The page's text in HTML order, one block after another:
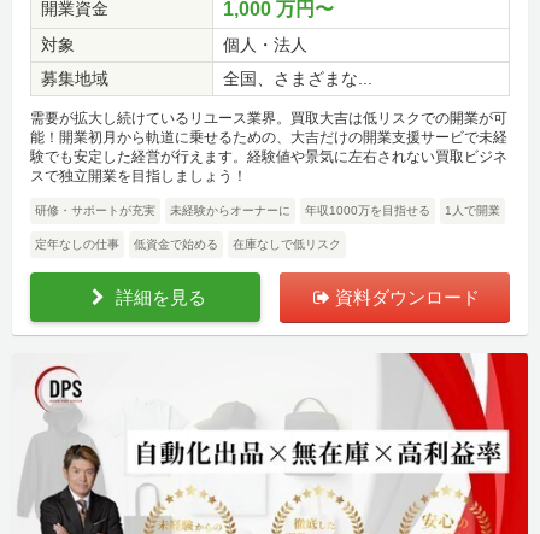
開業資金
1,000 万円〜
対象
個人・法人
募集地域
全国、さまざまな...
需要が拡大し続けているリユース業界。買取大吉は低リスクでの開業が可
能！開業初月から軌道に乗せるための、大吉だけの開業支援サービで未経
験でも安定した経営が行えます。経験値や景気に左右されない買取ビジネ
スで独立開業を目指しましょう！
研修・サポートが充実 未経験からオーナーに 年収1000万を目指せる 1人で開業
定年なしの仕事 低資金で始める 在庫なしで低リスク
詳細を見る 資料ダウンロード